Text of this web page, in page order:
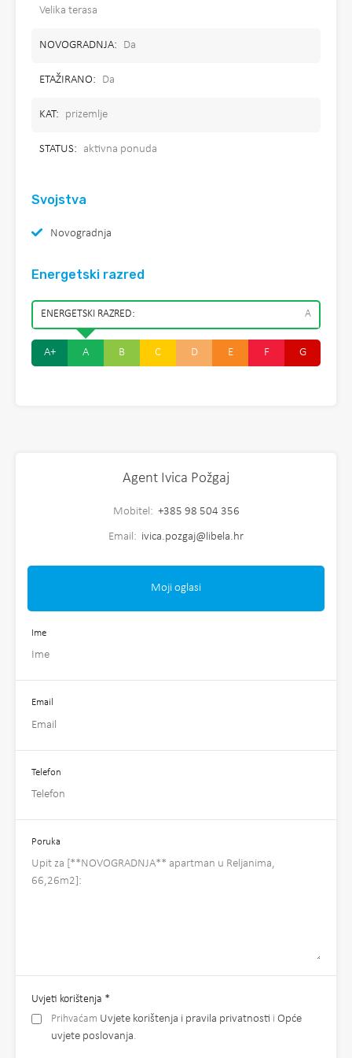
Velika terasa
NOVOGRADNJA: Da
ETAŽIRANO: Da
KAT: prizemlje
STATUS: aktivna ponuda
Svojstva
Novogradnja
Energetski razred
ENERGETSKI RAZRED: A
A+ A B C D E F G
Agent Ivica Požgaj
Mobitel: +385 98 504 356
Email: ivica.pozgaj@libela.hr
Moji oglasi
Ime
Email
Telefon
Poruka
Uvjeti korištenja *
Prihvaćam Uvjete korištenja i pravila privatnosti i Opće
uvjete poslovanja.